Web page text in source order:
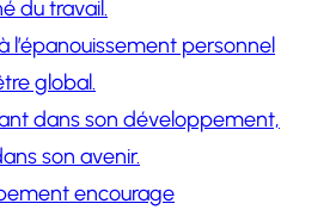
du travail.
l’épanouissement personnel
global.
dans son développement,
son avenir.
encourage